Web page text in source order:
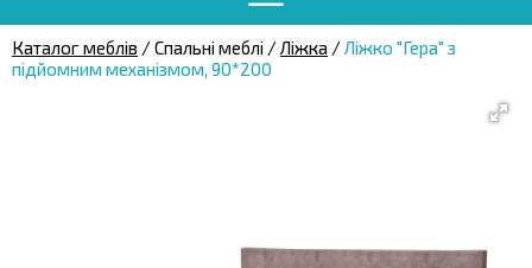
Каталог меблів / Спальні меблі /Ліжка /Ліжко "Гера" з
підйомним механізмом, 90*200